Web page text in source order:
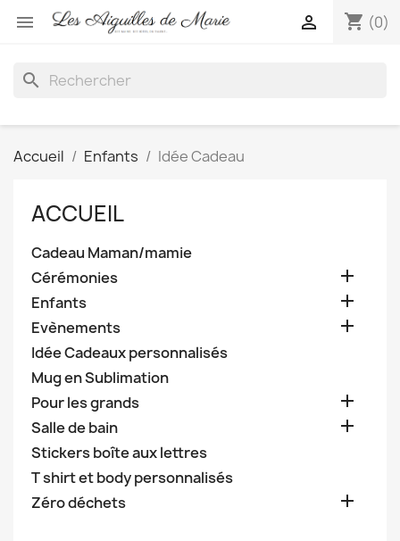
 shopping_cart (0)

search
Accueil Enfants Idée Cadeau
ACCUEIL
Cadeau Maman/mamie
Cérémonies

Enfants 
Evènements 
Idée Cadeaux personnalisés
Mug en Sublimation
Pour les grands

Salle de bain 
Stickers boîte aux lettres
T shirt et body personnalisés
Zéro déchets
